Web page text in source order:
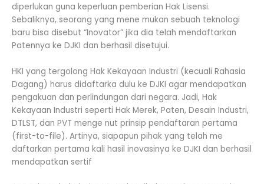
diperlukan guna keperluan pemberian Hak Lisensi.
Sebaliknya, seorang yang mene mukan sebuah teknologi
baru bisa disebut “Inovator” jika dia telah mendaftarkan
Patennya ke DJKI dan berhasil disetujui.
HKI yang tergolong Hak Kekayaan Industri (kecuali Rahasia
Dagang) harus didaftarka dulu ke DJKI agar mendapatkan
pengakuan dan perlindungan dari negara. Jadi, Hak
Kekayaan Industri seperti Hak Merek, Paten, Desain Industri,
DTLST, dan PVT menge nut prinsip pendaftaran pertama
(first-to-file). Artinya, siapapun pihak yang telah me
daftarkan pertama kali hasil inovasinya ke DJKI dan berhasil
mendapatkan sertif